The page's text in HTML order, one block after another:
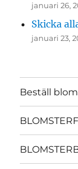
januari 26,
Skicka
januari 23,
Beställ